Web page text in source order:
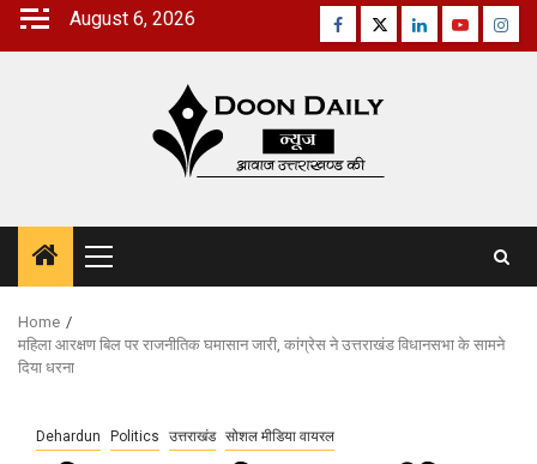
Skip
August 6, 2026 Facebook
TwitterLinkedinYoutube
Primary
Menu
Home
महिला आरक्षण बिल पर राजनीतिक घमासान जारी, कांग्रेस ने उत्तराखंड विधानसभा के सामने
दिया धरना
Dehardun Politics उत्तराखंड सोशल मीडिया वायरल